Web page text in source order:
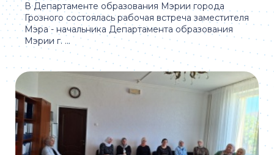
В Департаменте образования Мэрии города
Грозного состоялась рабочая встреча заместителя
Мэра - начальника Департамента образования
Мэрии г. ...